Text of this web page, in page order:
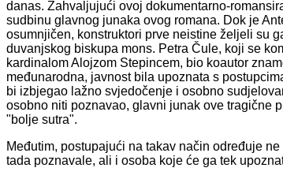
danas. Zahvaljujući ovoj dokumentarno-
sudbinu glavnog junaka ovog romana. Dok je
osumnjičen, konstruktori prve neistine željeli su
duvanjskog biskupa mons. Petra Čule, koji se
kardinalom Alojzom Stepincem, bio koautor
međunarodna, javnost bila upoznata s
bi izbjegao lažno svjedočenje i osobno
osobno niti poznavao, glavni junak ove tragične
"bolje sutra".
Međutim, postupajući na takav način određuje
tada poznavale, ali i osoba koje će ga tek